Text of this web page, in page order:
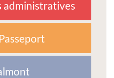
administratives